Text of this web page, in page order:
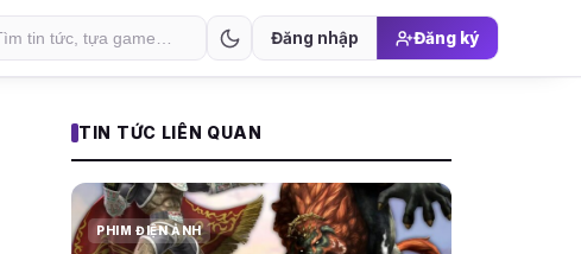
Đăng nhập Đăng ký
TIN TỨC LIÊN QUAN
PHIM ĐIỆN ẢNH